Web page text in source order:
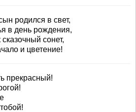
родился в свет,
в день рождения,
сказочный сонет,
и цветение!
прекрасный!